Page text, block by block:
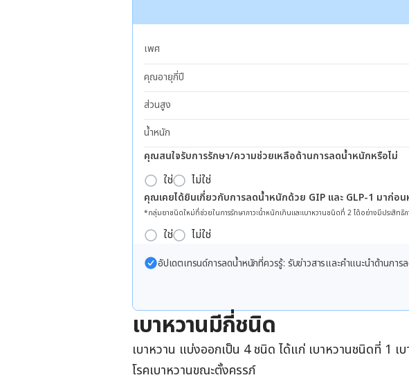
เพศ
คุณอายุกี่ปี
ส่วนสูง
น้ำหนัก
คุณสนใจรับการรักษา/ความช่วยเหลือด้านการลดน้ำหนักหรือไม่
ใช่ ไม่ใช่
คุณเคยได้ยินเกี่ยวกับการลดน้ำหนักด้วย GIP และ GLP-1 มาก่อน
*กลุ่มยาชนิดใหม่ที่ช่วยในการรักษาภาวะน้ำหนักเกินและเบาหวานชนิดที่ 2 ได้อย่างมีประสิทธิ
ใช่ ไม่ใช่
อัปเดตเทรนด์การลดน้ำหนักที่ควรรู้: รับข่าวสารและคำแนะนำด้านก
เบาหวานมีกี่ชนิด
เบาหวาน แบ่งออกเป็น 4 ชนิด ได้แก่ เบาหวานชนิดที่ 1 เ
โรคเบาหวานขณะตั้งครรภ์